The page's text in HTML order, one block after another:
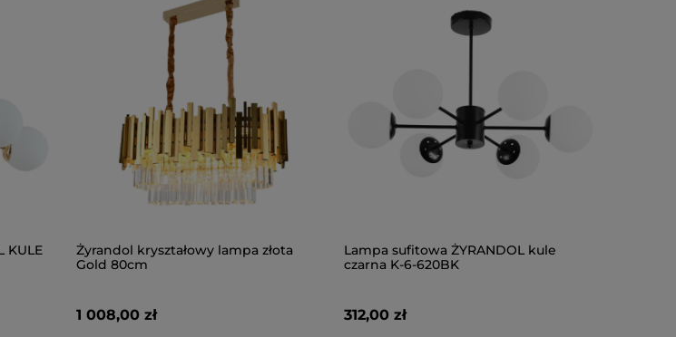
KULE
Żyrandol kryształowy lampa złota
Gold 80cm
1 008,00 zł
Lampa sufitowa ŻYRANDOL kule
czarna K-6-620BK
312,00 zł